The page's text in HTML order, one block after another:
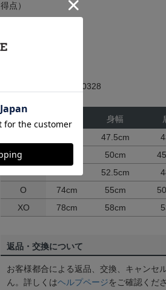
得点）
※素材※
メーカー品番：bm000328
サイズ 身幅
47.5cm
M
50cm
52.5cm
O
74cm 55cm
XO
78cm 58cm
返品・交換について
お客様都合による返品、交換、キャンセ
ん。詳しくはヘルプページをご確認くだ